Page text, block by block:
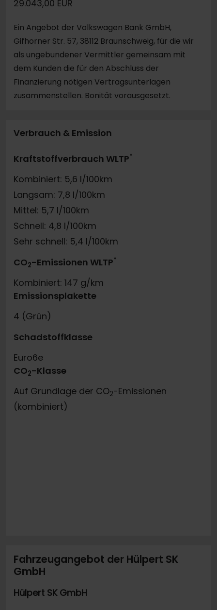
29.043,00 EUR
Ein Angebot der Volkswagen Bank GmbH,
Gifhorner Str. 57, 38112 Braunschweig, für die wir
als ungebundener Vermittler gemeinsam mit
dem Kunden die für den Abschluss der
Finanzierung nötigen Vertragsunterlagen
zusammenstellen. Bonität vorausgesetzt.
Verbrauch & Emission
Kraftstoffverbrauch WLTP*
Kombiniert: 5,6 l/100km
Langsam: 7,8 l/100km
Mittel: 5,7 l/100km
Schnell: 4,8 l/100km
Sehr schnell: 5,4 l/100km
CO2-Emissionen WLTP*
Kombiniert: 147 g/km
Emissionsplakette
4 (Grün)
Schadstoffklasse
Euro6e
CO2-Klasse
Auf Grundlage der CO2-Emissionen
(kombiniert)
Fahrzeugangebot der Hülpert SK
GmbH
Hülpert SK GmbH